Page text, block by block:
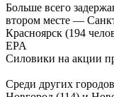
Больше всего
втором месте —
Красноярск (194
EPA
Силовики на акции
Среди других